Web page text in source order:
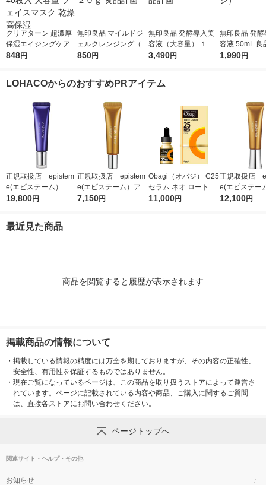
クリアターン 超濃厚
保湿エイジングケアマ
スクEX 40枚入 大容量
848円
無印良品 マイルドジ
ェルクレンジング（大
容量） ２２０ｇ 良品
850円
無印良品 発酵導入美
容液（大容量） １０
０ｍＬ 良品計画
3,490円
無印良品 発酵
容液 50mL 良
（イチオシ）
1,990円
LOHACOからのおすすめPRアイテム
正規取扱店 epistem
e(エピステーム） ス
テムサイエンスアイ 1
19,800円
正規取扱店 epistem
e(エピステーム）アイ
パーフェクトショット
7,150円
Obagi（オバジ） C25
セラム ネオ ロート製
薬
11,000円
正規取扱店
e(エピステー
パーフェクト
12,100円
最近見た商品
商品を閲覧すると履歴が表示されます
掲載商品の情報について
・ 掲載している情報の精度には万全を期しておりますが、その内容の正確性、
安全性、有用性を保証するものではありません。
・ 現在ご覧になっているページは、この商品を取り扱うストアによって運営さ
れています。ページに記載されている内容や商品、ご購入に関するご質問
は、直接各ストアにお問い合わせください。
ページトップへ
関連サイト・ヘルプ・その他
お知らせ